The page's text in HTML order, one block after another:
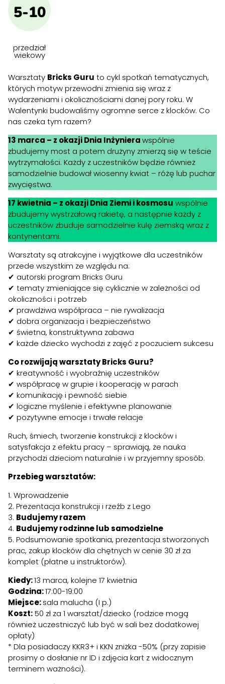
5-10
przedział
wiekowy
Warsztaty Bricks Guru to cykl spotkań tematycznych,
których motyw przewodni zmienia się wraz z
wydarzeniami i okolicznościami danej pory roku. W
Walentynki budowaliśmy ogromne serce z klocków. Co
nas czeka tym razem?
13 marca – z okazji Dnia Inżynierawspólnie
zbudujemy most a potem drużyny zmierzą się w teście
wytrzymałości. Każdy z uczestników będzie również
samodzielnie budował wiosenny kwiat – różę lub puchar
zwycięstwa.
17 kwietnia – z okazji Dnia Ziemi i kosmosu wspólnie
zbudujemy wystrzałową rakietę, a następnie każdy z
uczestników zbuduje samodzielnie kulę ziemską wraz z
kontynentami.
Warsztaty są atrakcyjne i wyjątkowe dla uczestników
przede wszystkim ze względu na:
✔ autorski program Bricks Guru
✔ tematy zmieniające się cyklicznie w zależności od
okoliczności i potrzeb
✔ prawdziwa współpraca – nie rywalizacja
✔ dobra organizacja i bezpieczeństwo
✔ świetna, konstruktywna zabawa
✔ każde dziecko wychodzi z zajęć z poczuciem sukcesu
Co rozwijają warsztaty Bricks Guru?
✔ kreatywność i wyobraźnię uczestników
✔ współpracę w grupie i kooperację w parach
✔ komunikację i pewność siebie
✔ logiczne myślenie i efektywne planowanie
✔ pozytywne emocje i trwałe relacje
Ruch, śmiech, tworzenie konstrukcji z klocków i
satysfakcja z efektu pracy – sprawiają, że nauka
przychodzi dzieciom naturalnie i w przyjemny sposób.
Przebieg warsztatów:
1. Wprowadzenie
2. Prezentacja konstrukcji i rzeźb z Lego
3. Budujemy razem
4. Budujemy rodzinne lub samodzielne
5. Podsumowanie spotkania, prezentacja stworzonych
prac, zakup klocków dla chętnych w cenie 30 zł za
komplet (płatne u instruktorów).
Kiedy:13 marca, kolejne 17 kwietnia
Godzina:17:00-19:00
Miejsce:sala malucha (I p.)
Koszt:50 zł za 1 warsztat/dziecko (rodzice mogą
również uczestniczyć lub być w sali bez dodatkowej
opłaty)
* Dla posiadaczy KKR3+ i KKN zniżka -50% (przy zapisie
prosimy o dosłanie nr ID i zdjęcia kart z widocznym
terminem ważności).